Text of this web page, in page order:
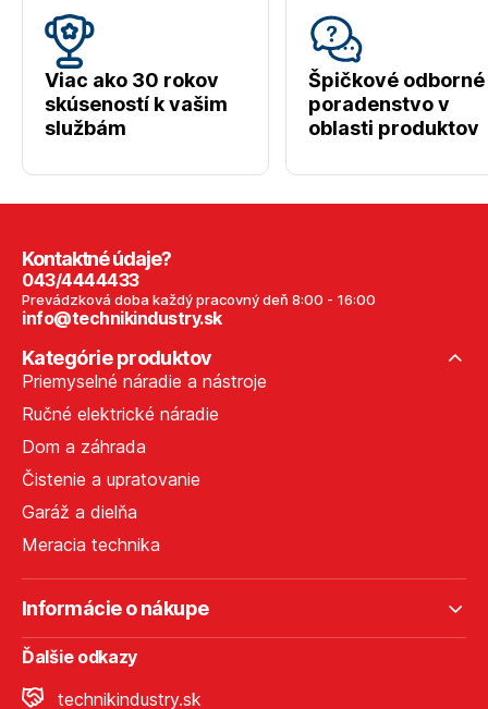
Viac ako 30 rokov
skúseností k vašim
službám
Špičkové odborné
poradenstvo v
oblasti produktov
Kontaktné údaje?
043/4444433
Prevádzková doba každý pracovný deň 8:00 - 16:00
info@technikindustry.sk
Kategórie produktov
Priemyselné náradie a nástroje
Ručné elektrické náradie
Dom a záhrada
Čistenie a upratovanie
Garáž a dielňa
Meracia technika
Informácie o nákupe
Ďalšie odkazy
technikindustry.sk